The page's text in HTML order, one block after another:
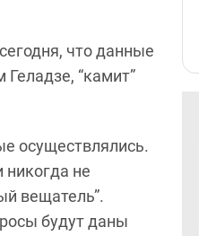
что данные
“камит”
осуществлялись.
никогда не
вещатель”.
будут даны